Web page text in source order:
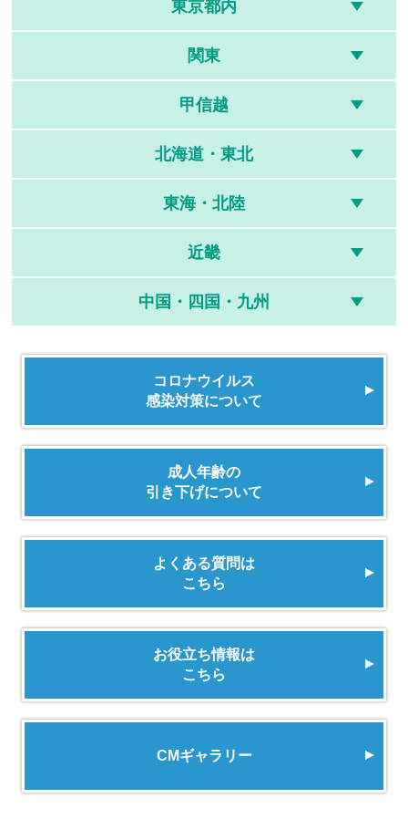
東京都内
関東
甲信越
北海道・東北
東海・北陸
近畿
中国・四国・九州
コロナウイルス
感染対策について
成人年齢の
引き下げについて
よくある質問は
こちら
お役立ち情報は
こちら
CMギャラリー